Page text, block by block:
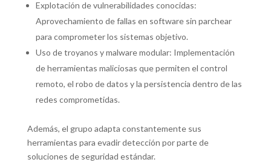
Explotación de vulnerabilidades conocidas:
Aprovechamiento de fallas en software sin parchear
para comprometer los sistemas objetivo.
Uso de troyanos y malware modular: Implementación
de herramientas maliciosas que permiten el control
remoto, el robo de datos y la persistencia dentro de las
redes comprometidas.
Además, el grupo adapta constantemente sus
herramientas para evadir detección por parte de
soluciones de seguridad estándar.